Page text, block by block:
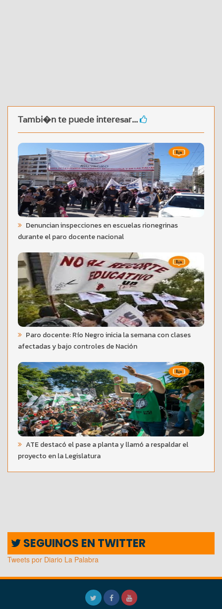
Tambi�n te puede interesar...
Denuncian inspecciones en escuelas rionegrinas
durante el paro docente nacional
Paro docente: Río Negro inicia la semana con clases
afectadas y bajo controles de Nación
ATE destacó el pase a planta y llamó a respaldar el
proyecto en la Legislatura
SEGUINOS EN TWITTER
Tweets por Diario La Palabra